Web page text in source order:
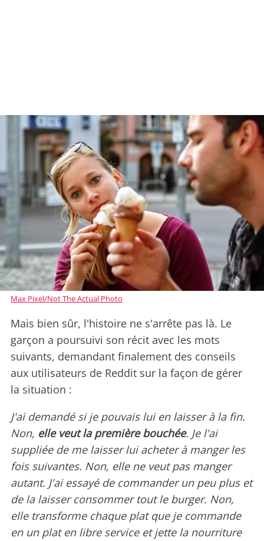
Max Pixel/Not The Actual Photo
Mais bien sûr, l'histoire ne s'arrête pas là. Le
garçon a poursuivi son récit avec les mots
suivants, demandant finalement des conseils
aux utilisateurs de Reddit sur la façon de gérer
la situation :
J'ai demandé si je pouvais lui en laisser à la fin.
Non, elle veut la première bouchée. Je l'ai
suppliée de me laisser lui acheter à manger les
fois suivantes. Non, elle ne veut pas manger
autant. J'ai essayé de commander un peu plus et
de la laisser consommer tout le burger. Non,
elle transforme chaque plat que je commande
en un plat en libre service et jette la nourriture